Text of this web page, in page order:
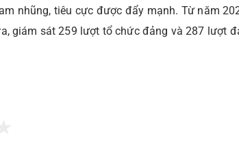
nhũng, tiêu cực được đẩy mạnh. Từ năm
giám sát 259 lượt tổ chức đảng và 287 lượt